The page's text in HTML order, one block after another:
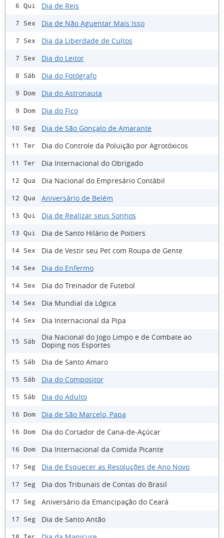
6 Qui Dia de Reis
7 Sex Dia de Não Aguentar Mais Isso
7 Sex Dia da Liberdade de Cultos
7 Sex Dia do Leitor
8 Sáb Dia do Fotógrafo
9 Dom Dia do Astronauta
9 Dom Dia do Fico
10 Seg Dia de São Gonçalo de Amarante
11 Ter Dia do Controle da Poluição por Agrotóxicos
11 Ter Dia Internacional do Obrigado
12 Qua Dia Nacional do Empresário Contábil
12 Qua Aniversário de Belém
13 Qui Dia de Realizar seus Sonhos
13 Qui Dia de Santo Hilário de Poitiers
14 Sex Dia de Vestir seu Pet com Roupa de Gente
14 Sex Dia do Enfermo
14 Sex Dia do Treinador de Futebol
14 Sex Dia Mundial da Lógica
14 Sex Dia Internacional da Pipa
15 Sáb
Dia Nacional do Jogo Limpo e de Combate ao
Doping nos Esportes
15 Sáb Dia de Santo Amaro
15 Sáb Dia do Compositor
15 Sáb Dia do Adulto
16 Dom Dia de São Marcelo, Papa
16 Dom Dia do Cortador de Cana-de-Açúcar
16 Dom Dia Internacional da Comida Picante
17 Seg Dia de Esquecer as Resoluções de Ano Novo
17 Seg Dia dos Tribunais de Contas do Brasil
17 Seg Aniversário da Emancipação do Ceará
17 Seg Dia de Santo Antão